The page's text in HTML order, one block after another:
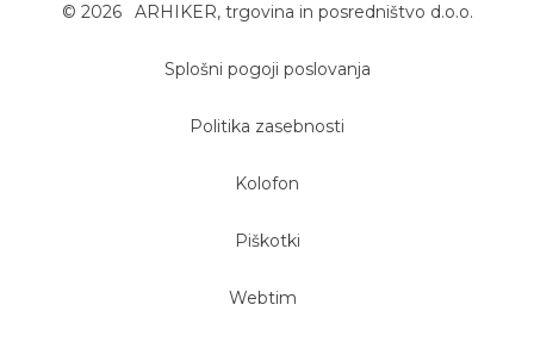
© 2026 ARHIKER, trgovina in posredništvo d.o.o.
Splošni pogoji poslovanja
Politika zasebnosti
Kolofon
Piškotki
Webtim